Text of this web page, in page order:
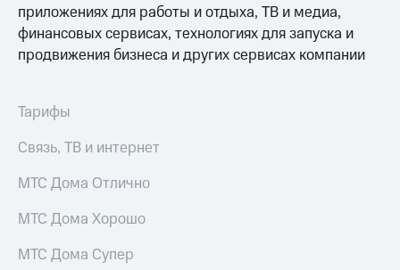
КИОН
Строки
МТС
Все
Финансы
МТС
Деньги
Накопления
доход 15%
Условия
Скидка
30%
приложениях для работы и отдыха, ТВ и медиа,
финансовых сервисах, технологиях для запуска и
продвижения бизнеса и других сервисах компании
Тарифы
Связь, ТВ и интернет
МТС Дома Отлично
МТС Дома Хорошо
МТС Дома Супер